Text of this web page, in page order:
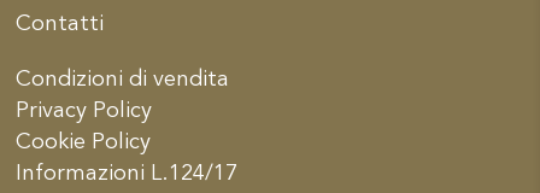
Contatti
Condizioni di vendita
Privacy Policy
Cookie Policy
Informazioni L.124/17